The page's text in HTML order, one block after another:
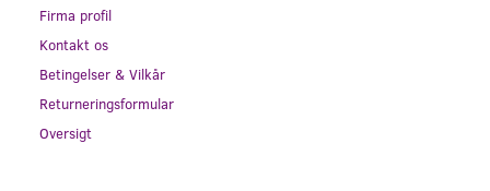
Firma profil
Kontakt os
Betingelser & Vilkår
Returneringsformular
Oversigt